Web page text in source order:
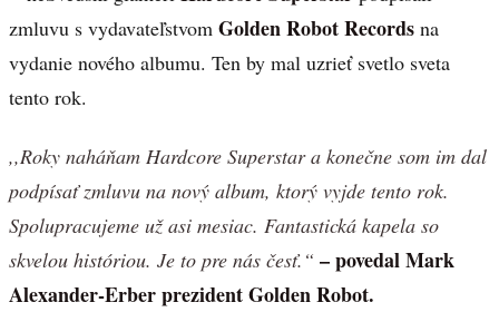
zmluvu s vydavateľstvom Golden Robot Records na
vydanie nového albumu. Ten by mal uzrieť svetlo sveta
tento rok.
,,Roky naháňam Hardcore Superstar a konečne som im dal
podpísať zmluvu na nový album, ktorý vyjde tento rok.
Spolupracujeme už asi mesiac. Fantastická kapela so
skvelou históriou. Je to pre nás česť.“ – povedal Mark
Alexander-Erber prezident Golden Robot.